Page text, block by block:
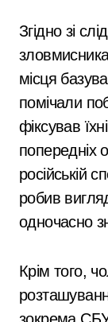
Згідно зі
місця
помічали
фіксував
попередніх
російській
робив
одночасно
Крім того,